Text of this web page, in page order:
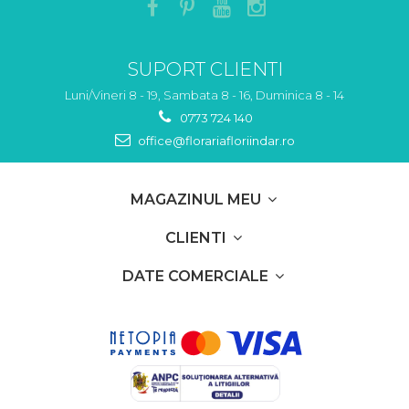
SUPORT CLIENTI
Luni/Vineri 8 - 19, Sambata 8 - 16, Duminica 8 - 14
0773 724 140
office@florariafloriindar.ro
MAGAZINUL MEU
CLIENTI
DATE COMERCIALE